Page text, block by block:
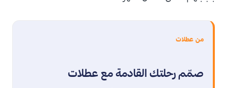
من عطلات
صمّم رحلتك القادمة مع عطلات